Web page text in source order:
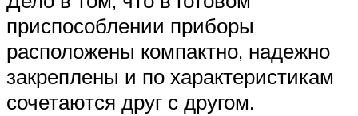
приспособлении приборы
расположены компактно, надежно
закреплены и по характеристикам
сочетаются друг с другом.